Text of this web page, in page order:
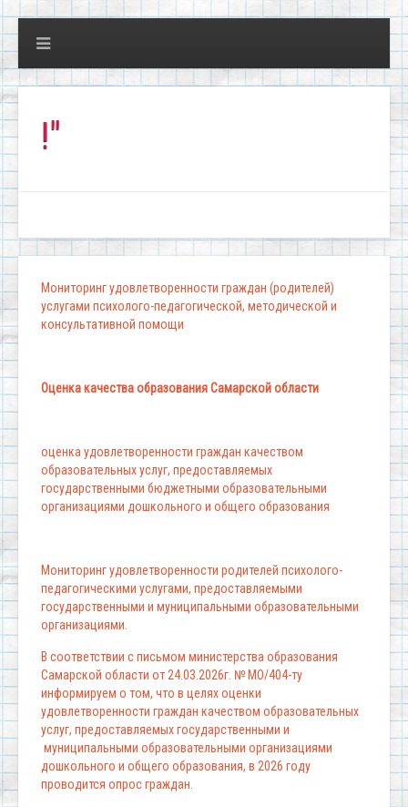
Мониторинг удовлетворенности граждан (родителей)
услугами психолого-педагогической, методической и
консультативной помощи
Оценка качества образования Самарской области
оценка удовлетворенности граждан качеством
образовательных услуг, предоставляемых
государственными бюджетными образовательными
организациями дошкольного и общего образования
Мониторинг удовлетворенности родителей психолого-
педагогическими услугами, предоставляемыми
государственными и муниципальными образовательными
организациями.
В соответствии с письмом министерства образования
Самарской области от 24.03.2026г. № МО/404-ту
информируем о том, что в целях оценки
удовлетворенности граждан качеством образовательных
услуг, предоставляемых государственными и
муниципальными образовательными организациями
дошкольного и общего образования, в 2026 году
проводится опрос граждан.